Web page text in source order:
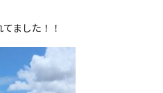
ました！！